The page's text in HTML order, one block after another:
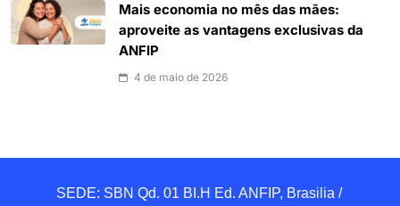
Mais economia no mês das mães:
aproveite as vantagens exclusivas da
ANFIP
4 de maio de 2026
SEDE: SBN Qd. 01 BI.H Ed. ANFIP, Brasilia /